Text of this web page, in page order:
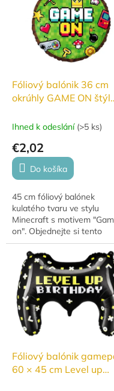
Fóliový balónik 36 cm
okrúhly GAME ON štýl
Ihned k odeslání (>5 ks)
€2,02
Do košíka
45 cm fóliový balónek
kulatého tvaru ve stylu
Minecraft s motivem
on". Objednejte si tento
originální balónek a
do své oslavy herní zážitek
přímo do vašeho...
Fóliový balónik
60 × 45 cm Level up